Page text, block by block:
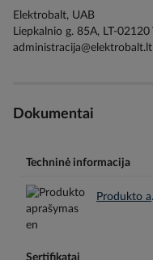
Elektrobalt, UAB
Liepkalnio g. 85A, LT-
administracija@elektrobalt.lt
Dokumentai
Techninė informacija
Sertifikatai